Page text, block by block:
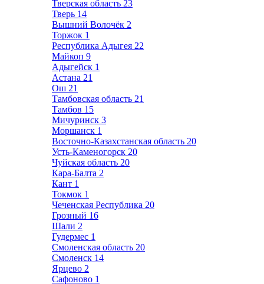
Тверская область 23
Тверь 14
Вышний Волочёк 2
Торжок 1
Республика Адыгея 22
Майкоп 9
Адыгейск 1
Астана 21
Ош 21
Тамбовская область 21
Тамбов 15
Мичуринск 3
Моршанск 1
Восточно-Казахстанская область 20
Усть-Каменогорск 20
Чуйская область 20
Кара-Балта 2
Кант 1
Токмок 1
Чеченская Республика 20
Грозный 16
Шали 2
Гудермес 1
Смоленская область 20
Смоленск 14
Ярцево 2
Сафоново 1